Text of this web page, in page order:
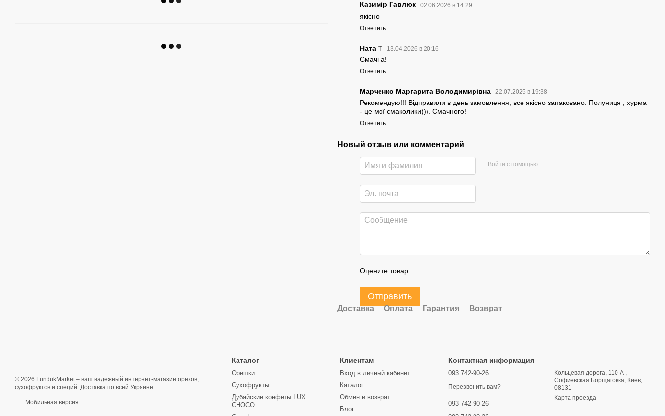
Казимір Гавлюк 02.06.2026 в 14:29
якісно
Ответить
Ната Т 13.04.2026 в 20:16
Смачна!
Ответить
Марченко Маргарита Володимирівна 22.07.2025 в 19:38
Рекомендую!!! Відправили в день замовлення, все якісно запаковано. Полуниця , хурма
- це мої смаколики))). Смачного!
Ответить
Новый отзыв или комментарий
Войти с помощью
Оцените товар
Отправить
Доставка Оплата Гарантия Возврат
© 2026 FundukMarket – ваш надежный интернет-магазин орехов,
сухофруктов и специй. Доставка по всей Украине.
Мобильная версия
Каталог
Орешки
Сухофрукты
Дубайские конфеты LUX
CHOCO
Клиентам
Вход в личный кабинет
Каталог
Обмен и возврат
Блог
Контактная информация
093 742-90-26
Перезвонить вам?
093 742-90-26
Кольцевая дорога, 110-А ,
Софиевская Борщаговка, Киев,
08131
Карта проезда